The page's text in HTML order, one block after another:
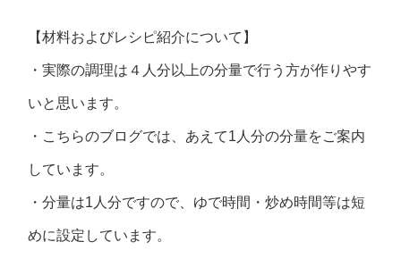
【材料およびレシピ紹介について】
・実際の調理は４人分以上の分量で行う方が作りやす
いと思います。
・こちらのブログでは、あえて1人分の分量をご案内
しています。
・分量は1人分ですので、ゆで時間・炒め時間等は短
めに設定しています。